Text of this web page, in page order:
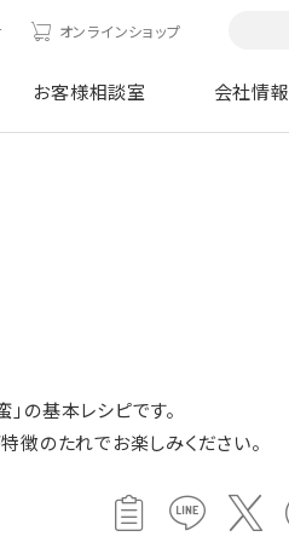
オンラインショップ
お客様相談室 会社情報
の基本レシピです。
徴のたれでお楽しみください。